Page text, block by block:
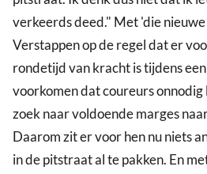
verkeerds deed." Met 'die
Verstappen op de regel dat er
rondetijd van kracht is tijdens
voorkomen dat coureurs onnodig
zoek naar voldoende marges
Daarom zit er voor hen nu niets
in de pitstraat al te pakken. En